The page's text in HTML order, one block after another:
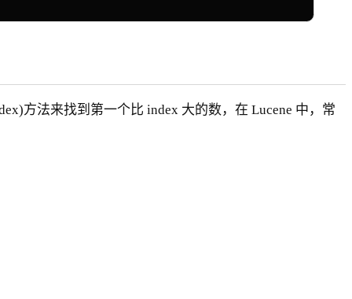
方法来找到第一个比 index 大的数，在 Lucene 中，常